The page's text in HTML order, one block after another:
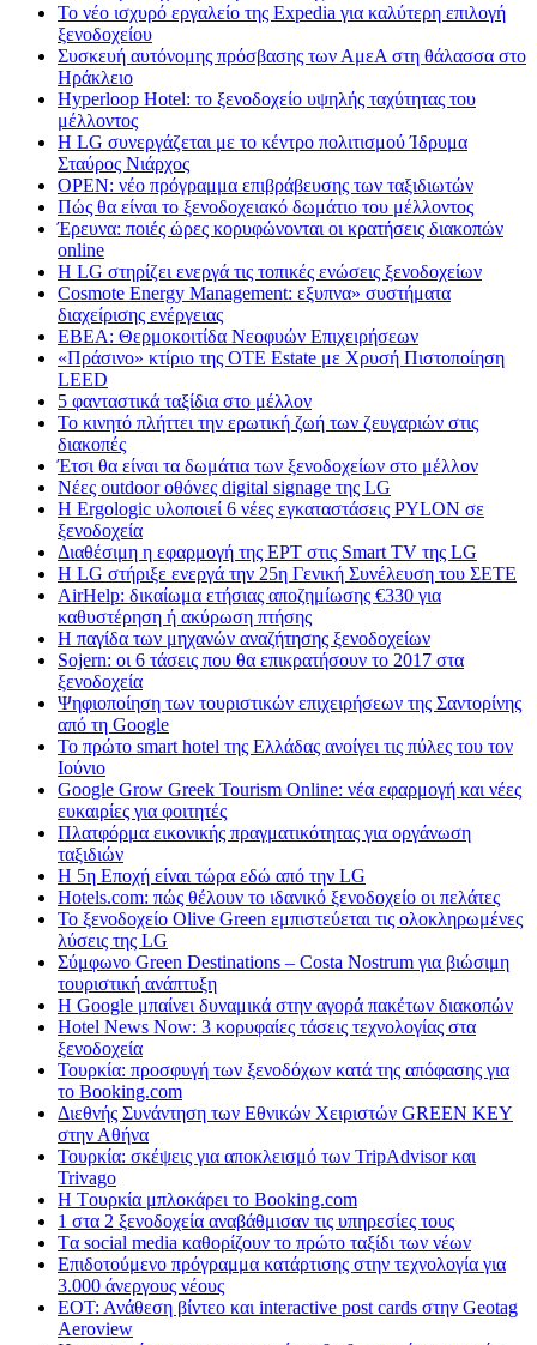
Το νέο ισχυρό εργαλείο της Expedia για καλύτερη επιλογή
ξενοδοχείου
Συσκευή αυτόνομης πρόσβασης των ΑμεΑ στη θάλασσα στο
Ηράκλειο
Hyperloop Hotel: το ξενοδοχείο υψηλής ταχύτητας του
μέλλοντος
Η LG συνεργάζεται με το κέντρο πολιτισμού Ίδρυμα
Σταύρος Νιάρχος
OPEN: νέο πρόγραμμα επιβράβευσης των ταξιδιωτών
Πώς θα είναι το ξενοδοχειακό δωμάτιο του μέλλοντος
Έρευνα: ποιές ώρες κορυφώνονται οι κρατήσεις διακοπών
online
Η LG στηρίζει ενεργά τις τοπικές ενώσεις ξενοδοχείων
Cosmote Energy Management: εξυπνα» συστήματα
διαχείρισης ενέργειας
ΕΒΕΑ: Θερμοκοιτίδα Νεοφυών Επιχειρήσεων
«Πράσινο» κτίριο της OTE Estate με Χρυσή Πιστοποίηση
LEED
5 φανταστικά ταξίδια στο μέλλον
Το κινητό πλήττει την ερωτική ζωή των ζευγαριών στις
διακοπές
Έτσι θα είναι τα δωμάτια των ξενοδοχείων στο μέλλον
Nέες outdoor οθόνες digital signage της LG
Η Ergologic υλοποιεί 6 νέες εγκαταστάσεις PYLON σε
ξενοδοχεία
Διαθέσιμη η εφαρμογή της ΕΡΤ στις Smart TV της LG
Η LG στήριξε ενεργά την 25η Γενική Συνέλευση του ΣΕΤΕ
AirHelp: δικαίωμα ετήσιας αποζημίωσης €330 για
καθυστέρηση ή ακύρωση πτήσης
Η παγίδα των μηχανών αναζήτησης ξενοδοχείων
Sojern: οι 6 τάσεις που θα επικρατήσουν το 2017 στα
ξενοδοχεία
Ψηφιοποίηση των τουριστικών επιχειρήσεων της Σαντορίνης
από τη Google
Το πρώτο smart hotel της Ελλάδας ανοίγει τις πύλες του τον
Ιούνιο
Google Grow Greek Tourism Online: νέα εφαρμογή και νέες
ευκαιρίες για φοιτητές
Πλατφόρμα εικονικής πραγματικότητας για οργάνωση
ταξιδιών
Η 5η Εποχή είναι τώρα εδώ από την LG
Hotels.com: πώς θέλουν το ιδανικό ξενοδοχείο οι πελάτες
To ξενοδοχείο Olive Green εμπιστεύεται τις ολοκληρωμένες
λύσεις της LG
Σύμφωνο Green Destinations – Costa Nostrum για βιώσιμη
τουριστική ανάπτυξη
H Google μπαίνει δυναμικά στην αγορά πακέτων διακοπών
Hotel News Now: 3 κορυφαίες τάσεις τεχνολογίας στα
ξενοδοχεία
Τουρκία: προσφυγή των ξενοδόχων κατά της απόφασης για
το Booking.com
Διεθνής Συνάντηση των Εθνικών Χειριστών GREEN KEY
στην Αθήνα
Τουρκία: σκέψεις για αποκλεισμό των TripAdvisor και
Trivago
H Tουρκία μπλοκάρει το Booking.com
1 στα 2 ξενοδοχεία αναβάθμισαν τις υπηρεσίες τους
Tα social media καθορίζουν το πρώτο ταξίδι των νέων
Επιδοτούμενο πρόγραμμα κατάρτισης στην τεχνολογία για
3.000 άνεργους νέους
ΕΟΤ: Ανάθεση βίντεο και interactive post cards στην Geotag
Aeroview